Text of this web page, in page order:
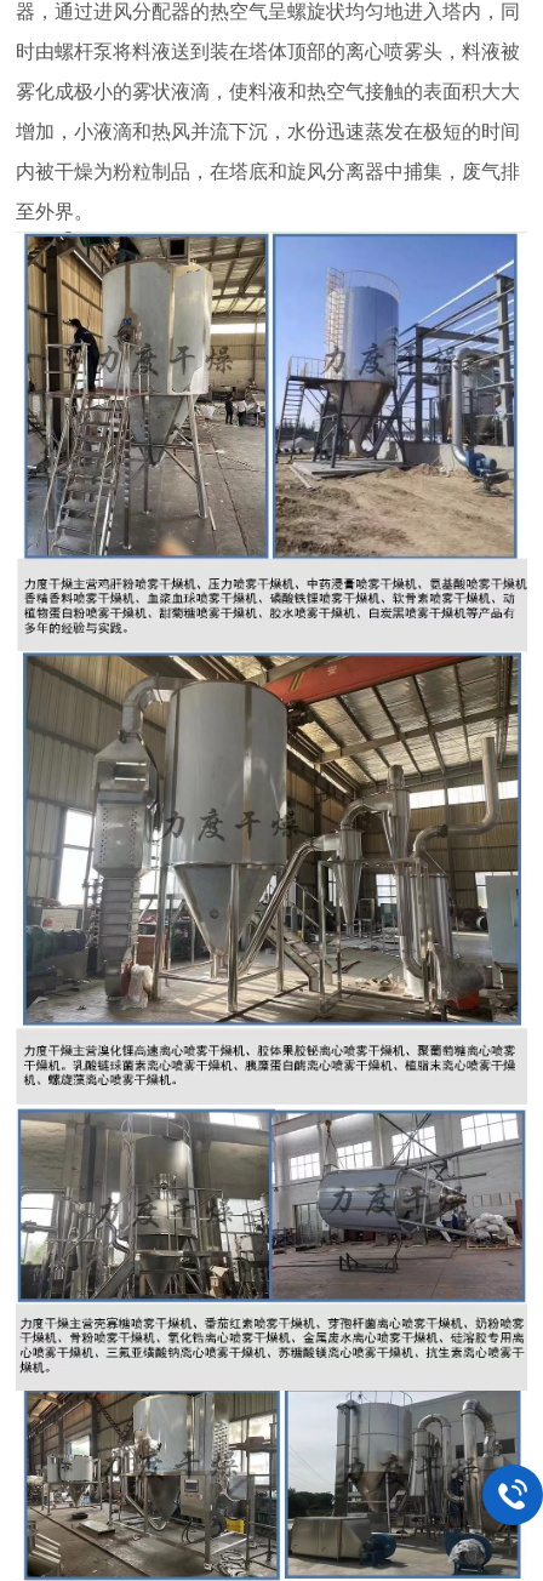
器，通过进风分配器的热空气呈螺旋状均匀地进入塔内，同
时由螺杆泵将料液送到装在塔体顶部的离心喷雾头，料液被
雾化成极小的雾状液滴，使料液和热空气接触的表面积大大
增加，小液滴和热风并流下沉，水份迅速蒸发在极短的时间
内被干燥为粉粒制品，在塔底和旋风分离器中捕集，废气排
至外界。